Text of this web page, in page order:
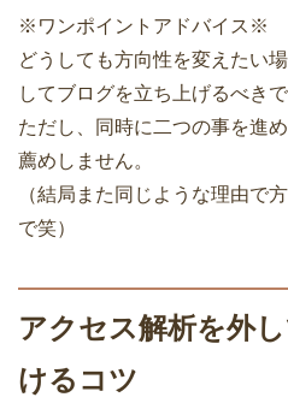
※ワンポイントアドバイス※
どうしても方向性を変えたい
してブログを立ち上げるべきで
ただし、同時に二つの事を進
薦めしません。
（結局また同じような理由で
で笑）
アクセス解析を外
けるコツ